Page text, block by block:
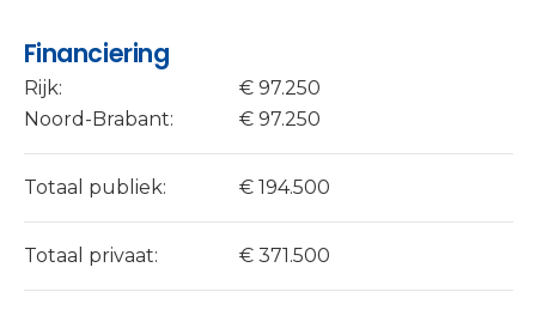
Financiering
Rijk:
€ 97.250
Noord-Brabant:
€ 97.250
Totaal publiek: € 194.500
Totaal privaat: € 371.500